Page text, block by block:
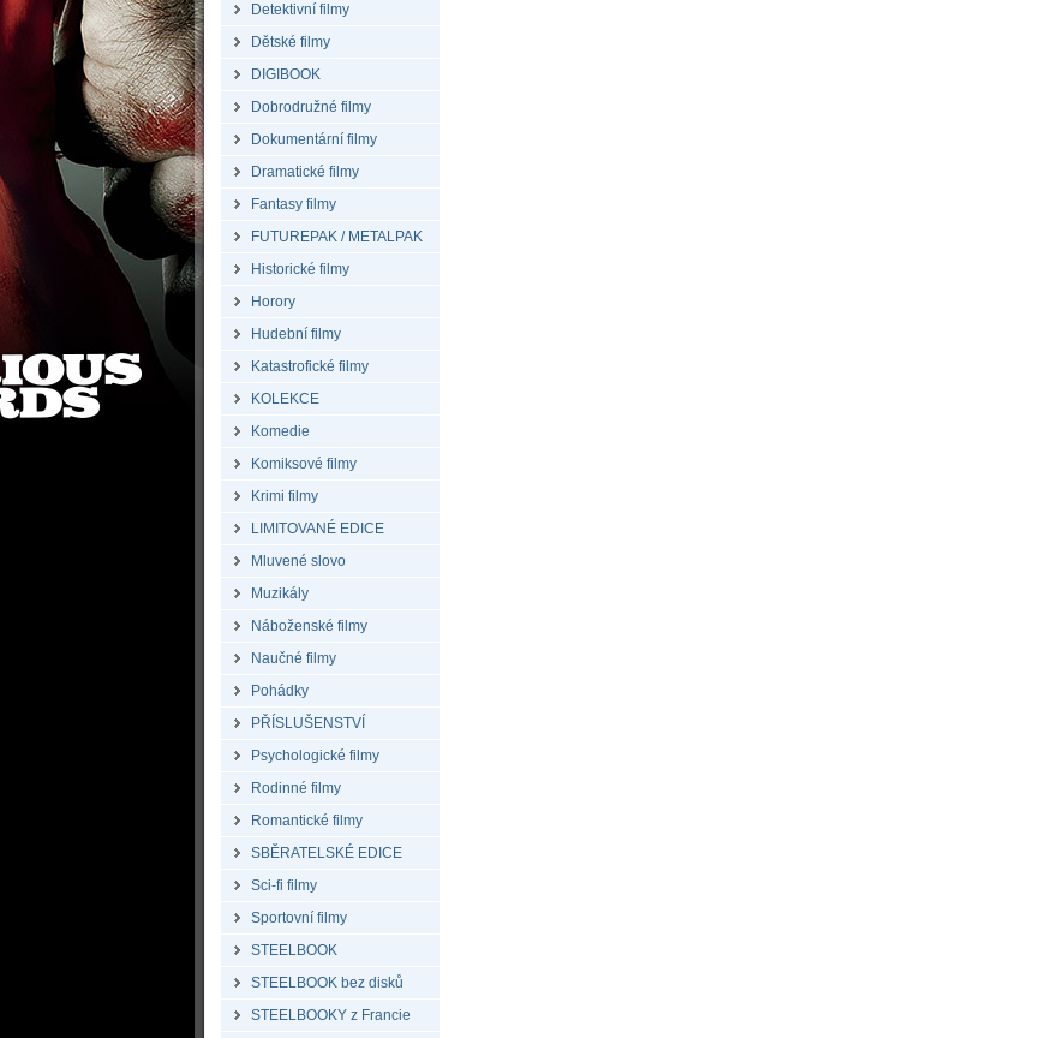
Detektivní filmy
Dětské filmy
DIGIBOOK
Dobrodružné filmy
Dokumentární filmy
Dramatické filmy
Fantasy filmy
FUTUREPAK / METALPAK
Historické filmy
Horory
Hudební filmy
Katastrofické filmy
KOLEKCE
Komedie
Komiksové filmy
Krimi filmy
LIMITOVANÉ EDICE
Mluvené slovo
Muzikály
Náboženské filmy
Naučné filmy
Pohádky
PŘÍSLUŠENSTVÍ
Psychologické filmy
Rodinné filmy
Romantické filmy
SBĚRATELSKÉ EDICE
Sci-fi filmy
Sportovní filmy
STEELBOOK
STEELBOOK bez disků
STEELBOOKY z Francie